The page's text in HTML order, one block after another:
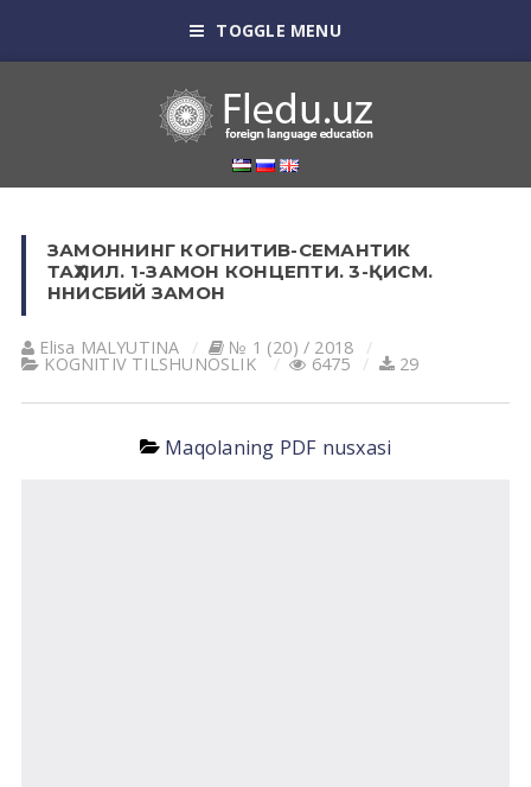
TOGGLE MENU
ЗАМОННИНГ КОГНИТИВ-СЕМАНТИК
ТАҲЛИЛ. 1-ЗАМОН КОНЦЕПТИ. 3-ҚИСМ.
ННИСБИЙ ЗАМОН
Elisa MАLYUTINА № 1 (20) / 2018
KOGNITIV TILSHUNOSLIK 6475 29
Maqolaning PDF nusxasi